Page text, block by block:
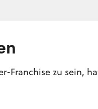
Franchise zu sein,